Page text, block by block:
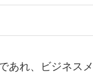
あれ、ビジネス